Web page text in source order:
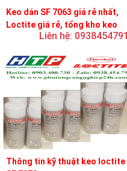
Keo dán SF 7063 giá rẻ nhất,
Loctite giá rẻ, tổng kho keo
Liên hệ: 0938454791
Thông tin kỹ thuật keo loctite